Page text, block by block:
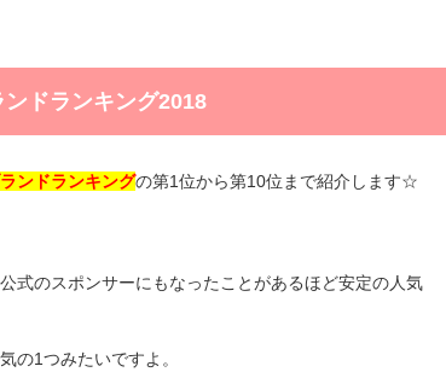
ドランキング2018
ンドランキングの第1位から第10位まで紹介します☆
式のスポンサーにもなったことがあるほど安定の人気
の1つみたいですよ。